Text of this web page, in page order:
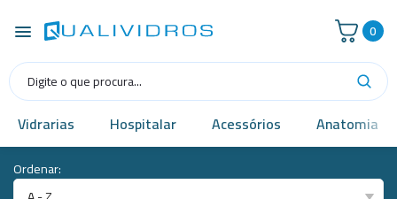
0
Vidrarias Hospitalar Acessórios Anatomia
Ordenar: